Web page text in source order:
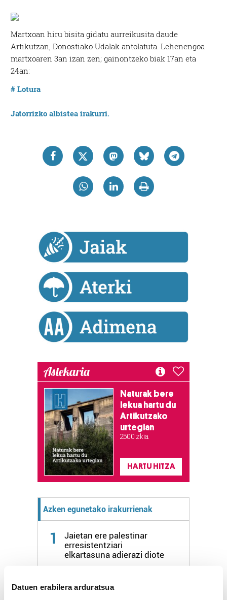
Datuen erabilera arduratsua
Martxoan hiru bisita gidatu aurreikusita daude
Artikutzan, Donostiako Udalak antolatuta. Lehenengoa
martxoaren 3an izan zen; gainontzeko biak 17an eta
24an:
# Lotura
Jatorrizko albistea irakurri.
Astekaria
Naturak bere
lekua hartu du
Artikutzako
urtegian
2.500 zkia.
HARTU HITZA
Azken egunetako irakurrienak
1
Jaietan ere palestinar
erresistentziari
elkartasuna adierazi diote
2 Guretara, iruditan